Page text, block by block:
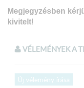
Megjegyzésben
kivitelt!
Válaszható színek:
VÉLEMÉNYEK A
Új vélemény írása